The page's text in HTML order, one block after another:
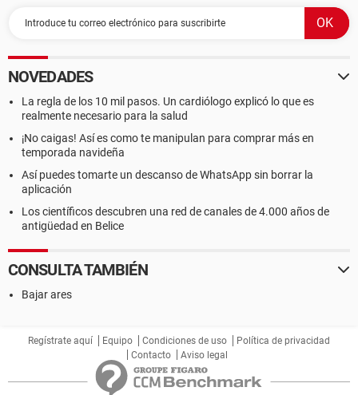
NOVEDADES
La regla de los 10 mil pasos. Un cardiólogo explicó lo que es
realmente necesario para la salud
¡No caigas! Así es como te manipulan para comprar más en
temporada navideña
Así puedes tomarte un descanso de WhatsApp sin borrar la
aplicación
Los científicos descubren una red de canales de 4.000 años de
antigüedad en Belice
CONSULTA TAMBIÉN
Bajar ares
Regístrate aquí Equipo Condiciones de uso
Política de privacidad
Contacto
Aviso legal